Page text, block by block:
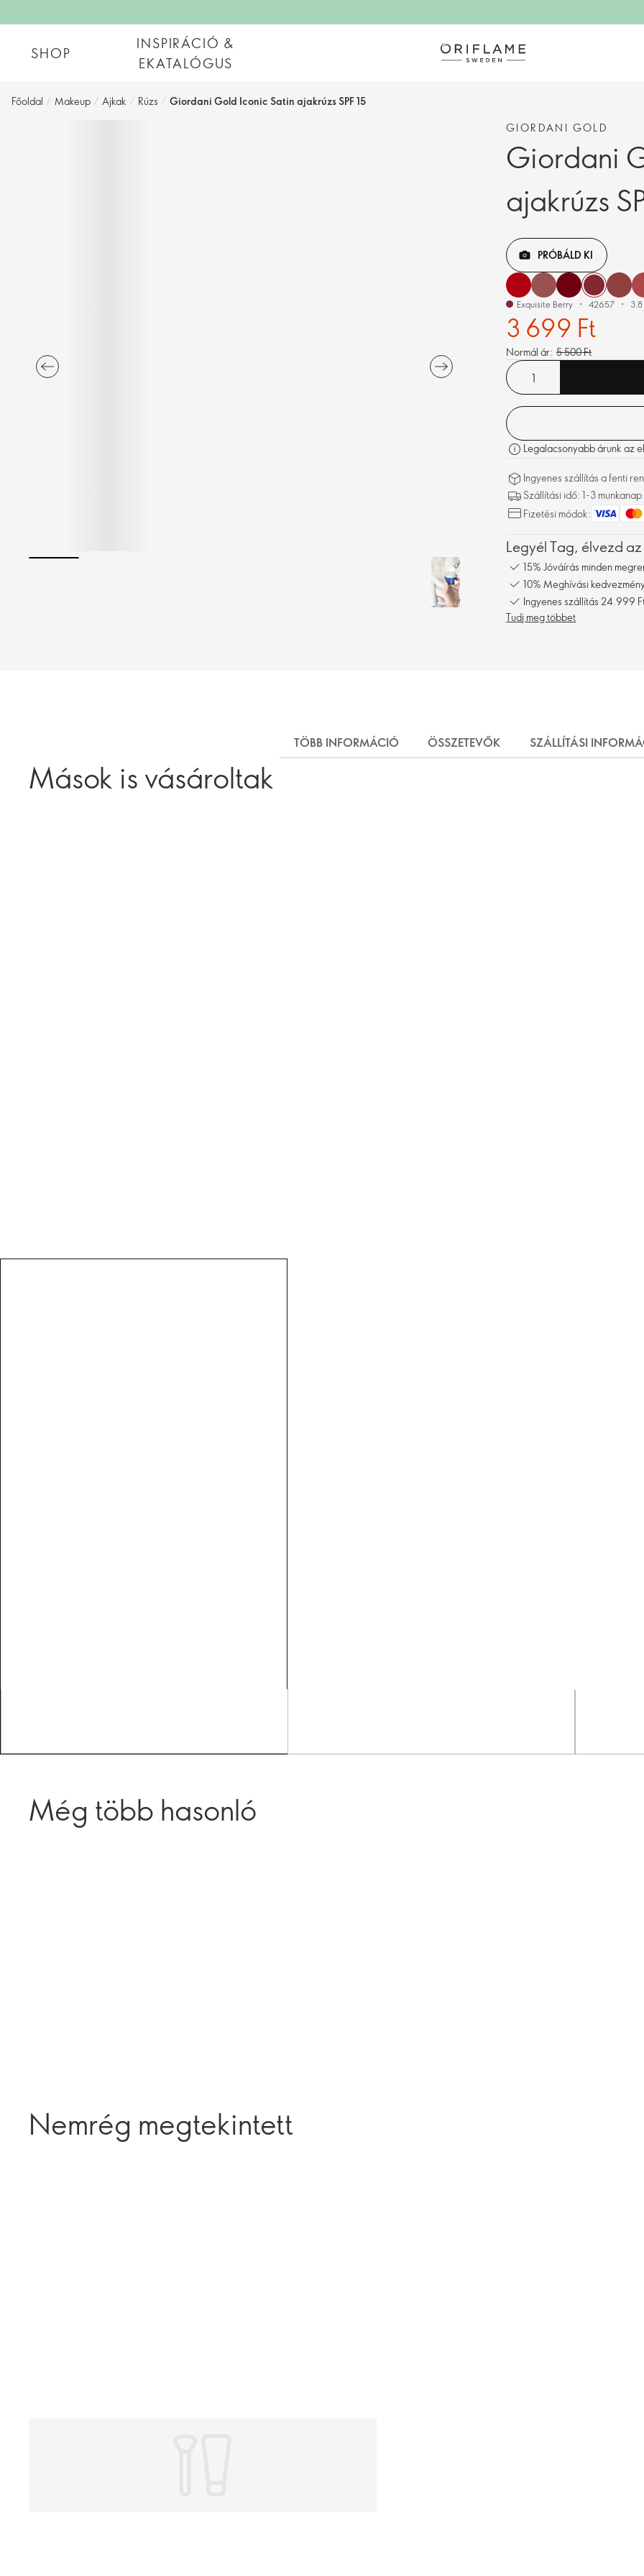
SHOP
INSPIRÁCIÓ &
EKATALÓGUS
Főoldal / Makeup / Ajkak / Rúzs / Giordani Gold Iconic Satin ajakrúzs SPF 15
GIORDANI GOLD
Giordani
ajakrúzs
PRÓBÁLD KI
Exquisite Berry 42657
3 699 Ft
Normál ár: 5 500 Ft
Legalacsonyabb árunk az
Ingyenes szállítás a fenti
Szállítási idő: 1-3 munkanap
Fizetési módok:
Legyél Tag, élvezd
15% Jóváírás minden
10% Meghívási
Ingyenes szállítás 24.999
Tudj meg többet
TÖBB INFORMÁCIÓ ÖSSZETEVŐK SZÁLLÍTÁSI
Mások is vásároltak
Még több hasonló
Nemrég megtekintett